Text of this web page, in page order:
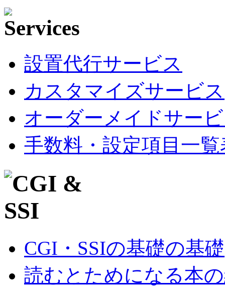
設置代行サービス
カスタマイズサービス
オーダーメイドサー
手数料・設定項目一覧
CGI・SSIの基礎の基礎
読むとためになる本